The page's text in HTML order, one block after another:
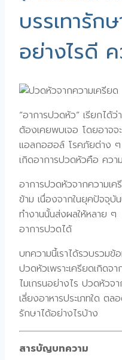
บรรเทารัก
อย่างไรดี
“อาการปวดหัว” เรียกได้
ต้องเคยพบเจอ โดยอาจจ
แอลกอฮอล์ โรคภัยต่าง
เกิดอาการปวดหัวคือ ควา
อาการปวดหัวจากความเ
ข้าม เนื่องจากในยุคปัจจุบั
ทำงานนั้นส่งผลให้หลาย ๆ
อาการปวดได้
บทความนี้เราได้รวบรวม
ปวดหัวเพราะเครียดเกิด
ไมเกรนอย่างไร ปวดหัวจ
เลี่ยงอาหารประเภทใด ต
รักษาได้อย่างไรบ้าง
สารบัญบทความ